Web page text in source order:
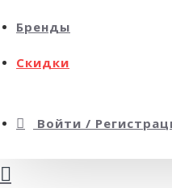
Бренды
Скидки
Войти /